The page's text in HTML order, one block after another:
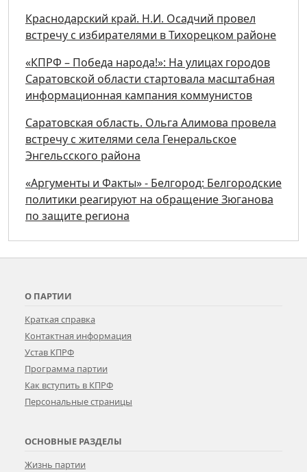
Краснодарский край. Н.И. Осадчий провел
встречу с избирателями в Тихорецком районе
«КПРФ – Победа народа!»: На улицах городов
Саратовской области стартовала масштабная
информационная кампания коммунистов
Саратовская область. Ольга Алимова провела
встречу с жителями села Генеральское
Энгельсского района
«Аргументы и Факты» - Белгород: Белгородские
политики реагируют на обращение Зюганова
по защите региона
О ПАРТИИ
Краткая справка
Контактная информация
Устав КПРФ
Программа партии
Как вступить в КПРФ
Персональные страницы
ОСНОВНЫЕ РАЗДЕЛЫ
Жизнь партии